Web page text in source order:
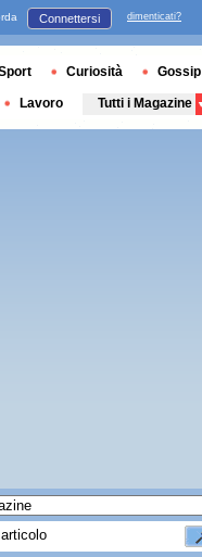
Connettersi dimenticati?
Curiosità Gossip
Lavoro Tutti i Magazine